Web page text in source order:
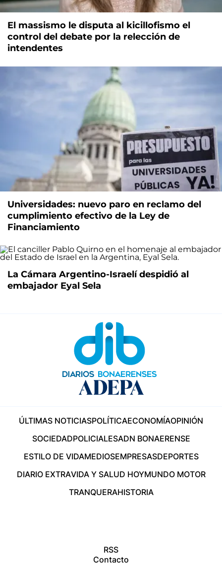
El massismo le disputa al kicillofismo el
control del debate por la relección de
intendentes
Universidades: nuevo paro en reclamo del
cumplimiento efectivo de la Ley de
Financiamiento
La Cámara Argentino-Israelí despidió al
embajador Eyal Sela
ÚLTIMAS NOTICIASPOLÍTICAECONOMÍAOPINIÓN
SOCIEDADPOLICIALESADN BONAERENSE
ESTILO DE VIDAMEDIOSEMPRESASDEPORTES
DIARIO EXTRAVIDA Y SALUD HOYMUNDO MOTOR
TRANQUERAHISTORIA
RSS
Contacto